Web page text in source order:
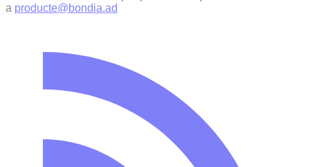
a producte@bondia.ad